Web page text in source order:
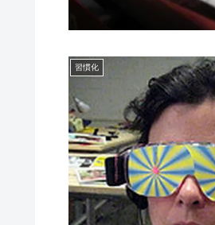
習慣化